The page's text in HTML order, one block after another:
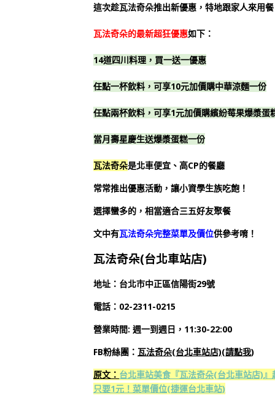
這次趁瓦法奇朵推出新優惠，特地跟家人來用
瓦法奇朵的最新超狂優惠如下：
14道四川料理，買一送一優惠
任點一杯飲料，可享10元加價購中華涼麵一份
任點兩杯飲料，可享1元加價購繽紛莓果爆漿蛋
當月壽星慶生送爆漿蛋糕一份
瓦法奇朵是北車便宜、高CP的餐廳
常常推出優惠活動，讓小資學生族吃飽！
選擇蠻多的，相當適合三五好友聚餐
文中有瓦法奇朵完整菜單及價位供參考唷！
瓦法奇朵(台北車站店)
地址：台北市中正區信陽街29號
電話：02-2311-0215
營業時間: 週一到週日，11:30-22:00
FB粉絲團： 瓦法奇朵(台北車站店)(請點我)
原文： 台北車站美食『瓦法奇朵(台北車站店)
只要1元！菜單價位(捷運台北車站)